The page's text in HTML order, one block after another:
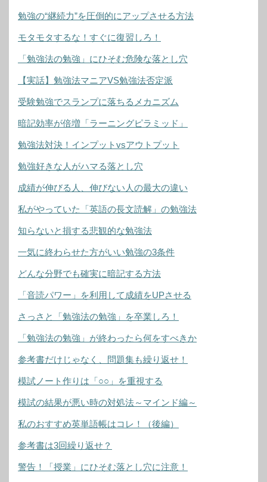
勉強の“継続力”を圧倒的にアップさせる方法
モタモタするな！すぐに復習しろ！
「勉強法の勉強」にひそむ危険な落とし穴
【実話】勉強法マニアVS勉強法否定派
受験勉強でスランプに落ちるメカニズム
暗記効率が倍増「ラーニングピラミッド」
勉強法対決！インプットvsアウトプット
勉強好きな人がハマる落とし穴
成績が伸びる人、伸びない人の最大の違い
私がやっていた「英語の長文読解」の勉強法
知らないと損する悲観的な勉強法
一気に終わらせた方がいい勉強の3条件
どんな分野でも確実に暗記する方法
「音読パワー」を利用して成績をUPさせる
さっさと「勉強法の勉強」を卒業しろ！
「勉強法の勉強」が終わったら何をすべきか
参考書だけじゃなく、問題集も繰り返せ！
模試ノート作りは「○○」を重視する
模試の結果が悪い時の対処法～マインド編～
私のおすすめ英単語帳はコレ！（後編）
参考書は3回繰り返せ？
警告！「授業」にひそむ落とし穴に注意！